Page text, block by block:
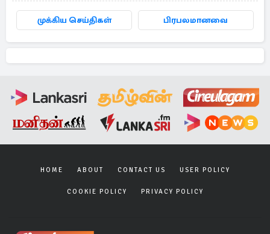
முக்கிய செய்திகள் பிரபலமானவை
HOME ABOUT CONTACT US USER POLICY
COOKIE POLICY PRIVACY POLICY